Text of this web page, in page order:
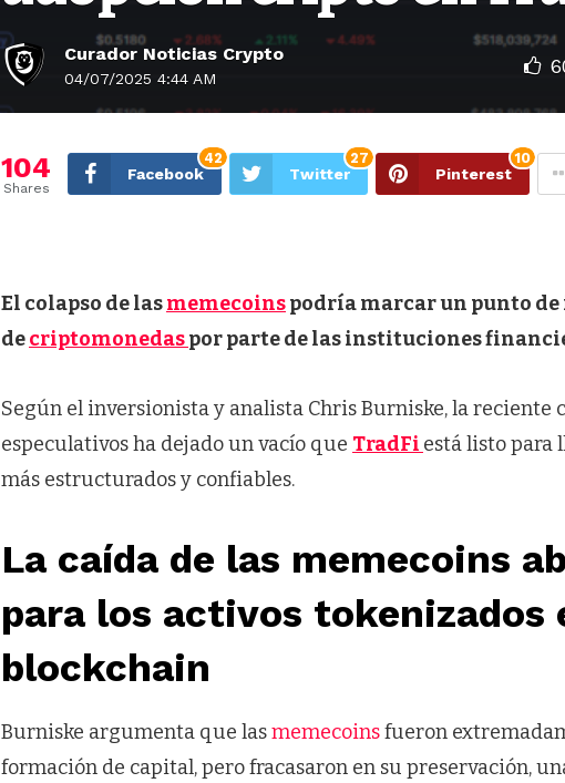
Curador Noticias Crypto
04/07/2025 4:44 AM
104
Shares
Facebook
42
Twitter
27
Pinterest
10
El colapso de lasmemecoinspodría marcar un punto
decriptomonedaspor parte de las instituciones
Según el inversionista y analista Chris Burniske, la reciente
especulativos ha dejado un vacío que TradFi está listo para
más estructurados y confiables.
La caída de las memecoins
para los activos tokenizados
blockchain
Burniske argumenta que lasmemecoinsfueron
formación de capital, pero fracasaron en su preservación,